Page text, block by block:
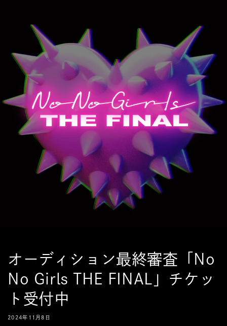
オーディション最終審査「No
No Girls THE FINAL」チケッ
ト受付中
2024年11月8日